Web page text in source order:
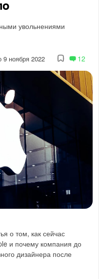
увольнениями
9 ноября 2022 12
о том, как сейчас
и почему компания до
дизайнера после